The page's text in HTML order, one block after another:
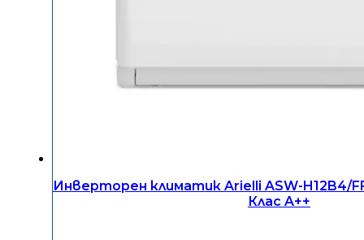
Инверторен климатик Arielli ASW-H12B4/
Клас A++